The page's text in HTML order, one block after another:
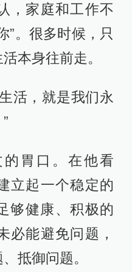
，家庭和工作不
”。很多时候，只
本身往前走。
活，就是我们永
胃口。在他看
立起一个稳定的
健康、积极的
必能避免问题，
抵御问题。